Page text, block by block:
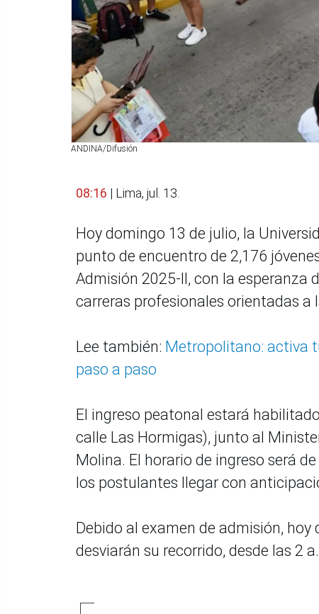
ANDINA/Difusión
08:16 | Lima, jul. 13.
Hoy domingo 13 de julio, la
punto de encuentro de 2,176
Admisión 2025-II, con la esperanza
carreras profesionales orientadas a
Lee también: Metropolitano: activa
paso a paso
El ingreso peatonal estará
calle Las Hormigas), junto al
Molina. El horario de ingreso será
los postulantes llegar con
Debido al examen de admisión,
desviarán su recorrido, desde las 2